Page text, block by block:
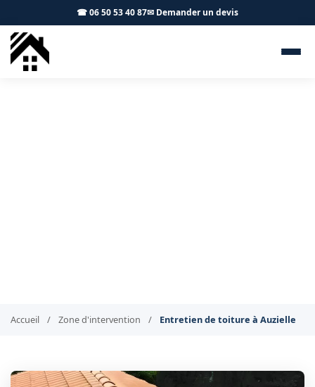
☎ 06 50 53 40 87✉ Demander un devis
Accueil / Zone d'intervention / Entretien de toiture à Auzielle